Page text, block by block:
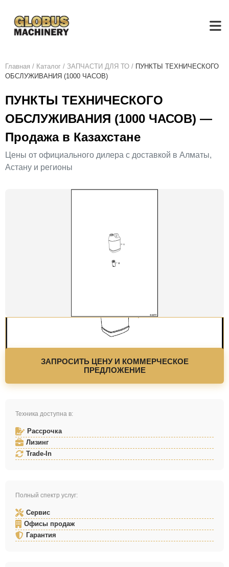
Главная / Каталог / ЗАПЧАСТИ ДЛЯ ТО / ПУНКТЫ ТЕХНИЧЕСКОГО
ОБСЛУЖИВАНИЯ (1000 ЧАСОВ)
ПУНКТЫ ТЕХНИЧЕСКОГО
ОБСЛУЖИВАНИЯ (1000 ЧАСОВ) —
Продажа в Казахстане
Цены от официального дилера с доставкой в Алматы,
Астану и регионы
ЗАПРОСИТЬ ЦЕНУ И КОММЕРЧЕСКОЕ
ПРЕДЛОЖЕНИЕ
Техника доступна в:
Рассрочка
Лизинг
Trade-In
Полный спектр услуг:
Сервис
Офисы продаж
Гарантия